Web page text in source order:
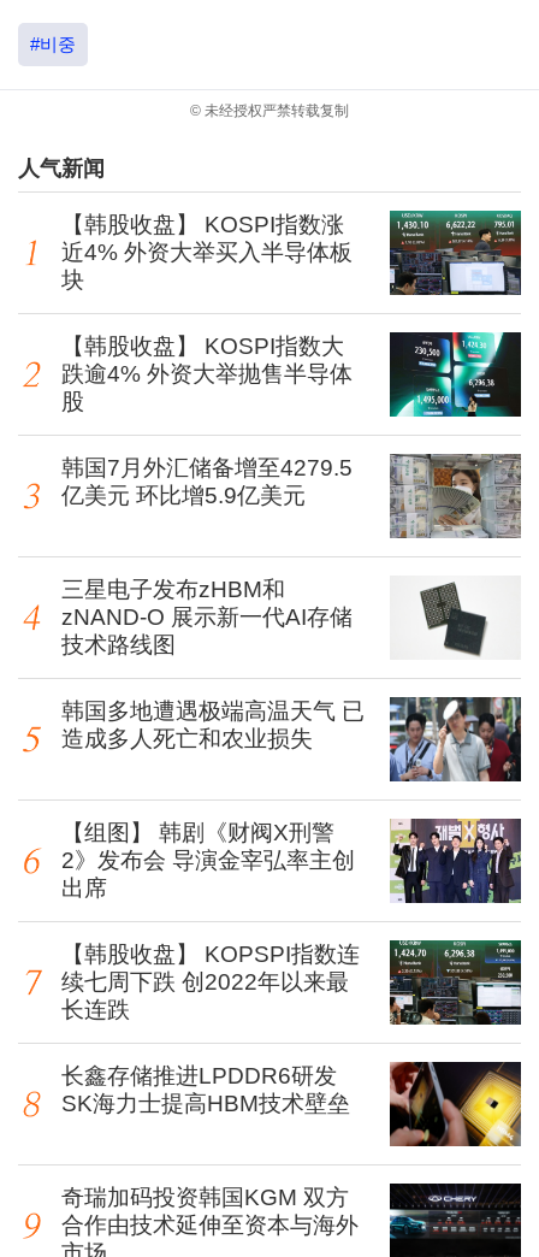
#비중
© 未经授权严禁转载复制
人气新闻
【韩股收盘】 KOSPI指数涨
近4% 外资大举买入半导体板
块
【韩股收盘】 KOSPI指数大
跌逾4% 外资大举抛售半导体
股
韩国7月外汇储备增至4279.5
亿美元 环比增5.9亿美元
三星电子发布zHBM和
zNAND-O 展示新一代AI存储
技术路线图
韩国多地遭遇极端高温天气 已
造成多人死亡和农业损失
【组图】 韩剧《财阀X刑警
2》发布会 导演金宰弘率主创
出席
【韩股收盘】 KOPSPI指数连
续七周下跌 创2022年以来最
长连跌
长鑫存储推进LPDDR6研发
SK海力士提高HBM技术壁垒
奇瑞加码投资韩国KGM 双方
合作由技术延伸至资本与海外